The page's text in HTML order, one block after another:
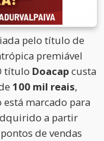
pelo título de
premiável
título Doacapcusta
100 mil reais,
marcado para
a partir
de vendas